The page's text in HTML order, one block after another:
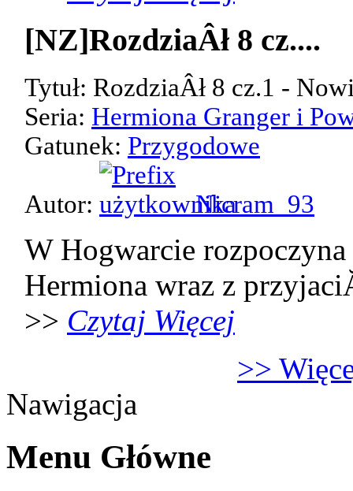
[NZ]RozdziaÂł 8 cz....
Tytuł: RozdziaÂł 8 cz.1 -
Seria: Hermiona Granger i
Gatunek: Przygodowe
Autor: Nicram_93
W Hogwarcie
Hermiona wraz z
>> Czytaj Więcej
>>
Nawigacja
Menu Główne